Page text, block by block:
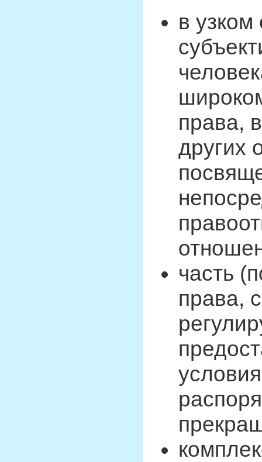
в
права,
других
часть
права,